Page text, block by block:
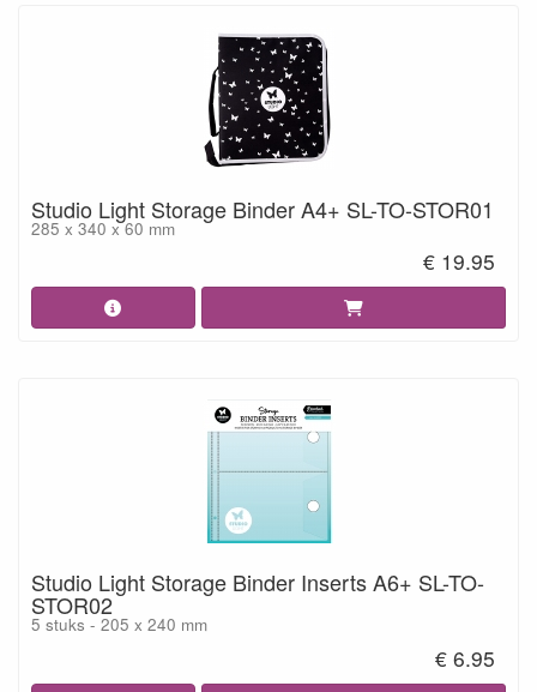
Studio Light Storage Binder A4+ SL-TO-STOR01
285 x 340 x 60 mm
€ 19.95
Studio Light Storage Binder Inserts A6+ SL-TO-
STOR02
5 stuks - 205 x 240 mm
€ 6.95